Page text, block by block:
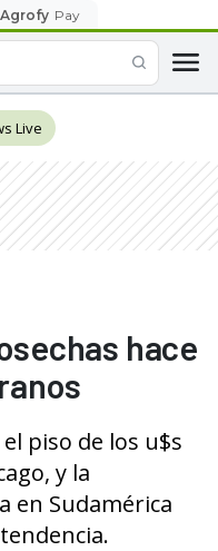
Agrofy Pay
Live
hace
piso de los u$s
y la
en Sudamérica